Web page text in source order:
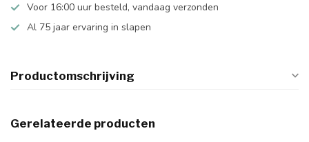
Voor 16:00 uur besteld, vandaag verzonden
Al 75 jaar ervaring in slapen
Productomschrijving
Gerelateerde producten